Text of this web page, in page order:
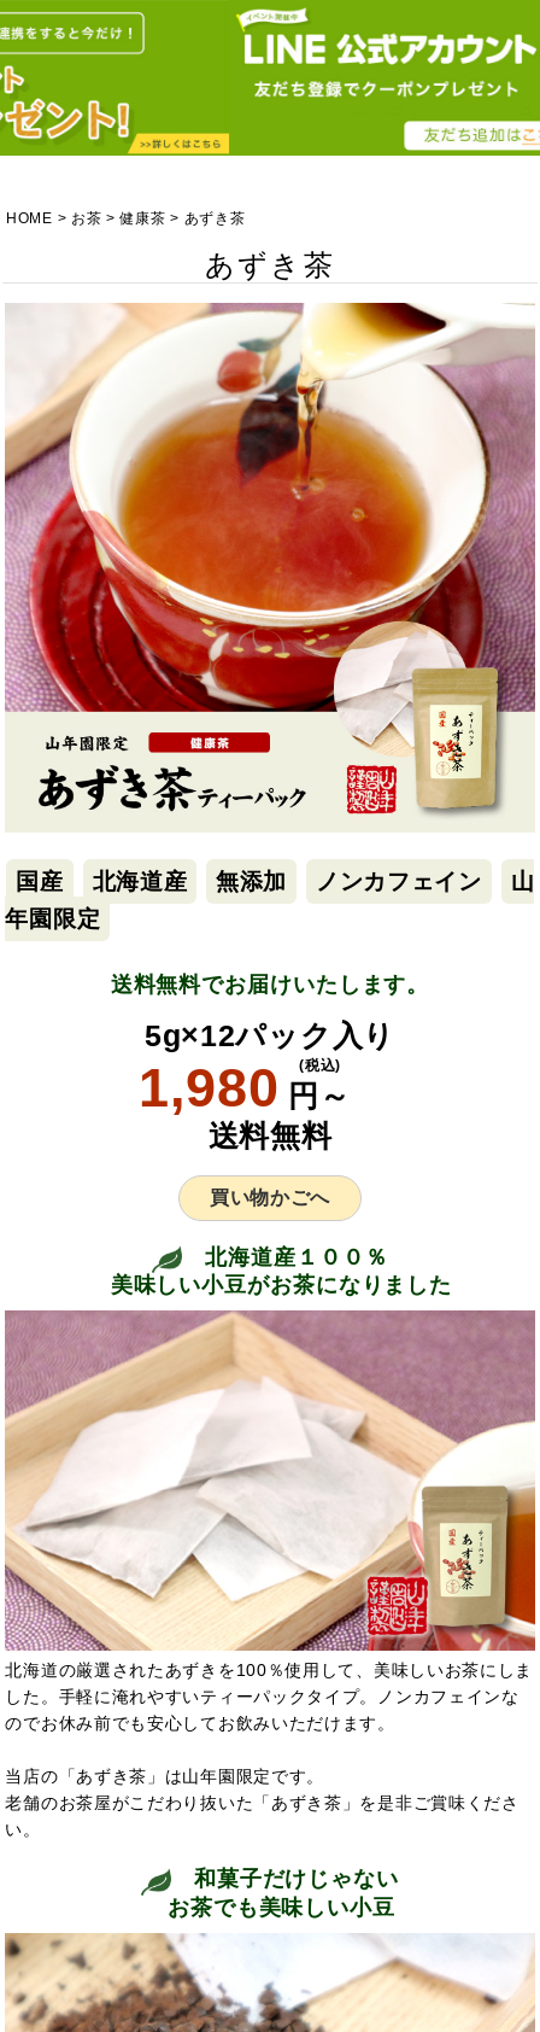
HOME お茶 健康茶 あずき茶
あずき茶
国産 北海道産 無添加 ノンカフェイン
山
年園限定
送料無料でお届けいたします。
5g×12パック入り
1,980 円～
(税込)
送料無料
買い物かごへ
北海道産１００％
美味しい小豆がお茶になりました
北海道の厳選されたあずきを100％使用して、美味しいお茶にしま
した。手軽に淹れやすいティーパックタイプ。ノンカフェインな
のでお休み前でも安心してお飲みいただけます。
当店の「あずき茶」は山年園限定です。
老舗のお茶屋がこだわり抜いた「あずき茶」を是非ご賞味くださ
い。
和菓子だけじゃない
お茶でも美味しい小豆